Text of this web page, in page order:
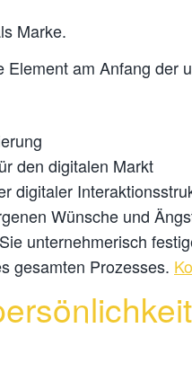
Marke.
Element am Anfang der
den digitalen Markt
digitaler
Wünsche und
unternehmerisch
gesamten Prozesses.